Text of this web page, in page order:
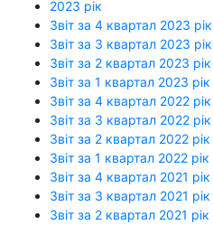
2023 рік
Звіт за 4 квартал 2023 рік
Звіт за 3 квартал 2023 рік
Звіт за 2 квартал 2023 рік
Звіт за 1 квартал 2023 рік
Звіт за 4 квартал 2022 рік
Звіт за 3 квартал 2022 рік
Звіт за 2 квартал 2022 рік
Звіт за 1 квартал 2022 рік
Звіт за 4 квартал 2021 рік
Звіт за 3 квартал 2021 рік
Звіт за 2 квартал 2021 рік